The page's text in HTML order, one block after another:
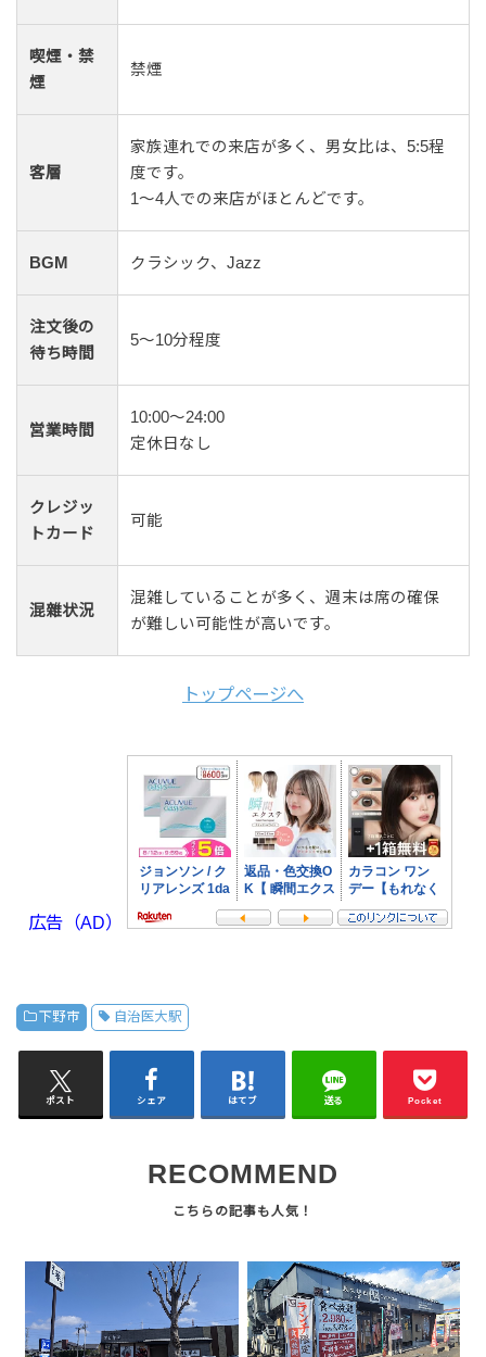
喫煙・禁
煙
禁煙
客層
家族連れでの来店が多く、男女比は、5:5程
度です。
1〜4人での来店がほとんどです。
BGM クラシック、Jazz
注文後の
待ち時間
5〜10分程度
営業時間
10:00〜24:00
定休日なし
クレジッ
トカード
可能
混雜状況
混雑していることが多く、週末は席の確保
が難しい可能性が高いです。
トップページへ
広告（AD）
下野市 自治医大駅
ポスト シェア はてブ 送る Pocket
RECOMMEND